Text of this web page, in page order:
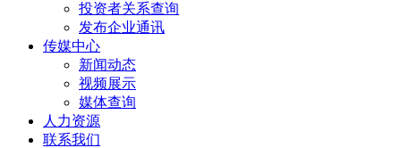
投资者关系查询
发布企业通讯
传媒中心
新闻动态
视频展示
媒体查询
人力资源
联系我们